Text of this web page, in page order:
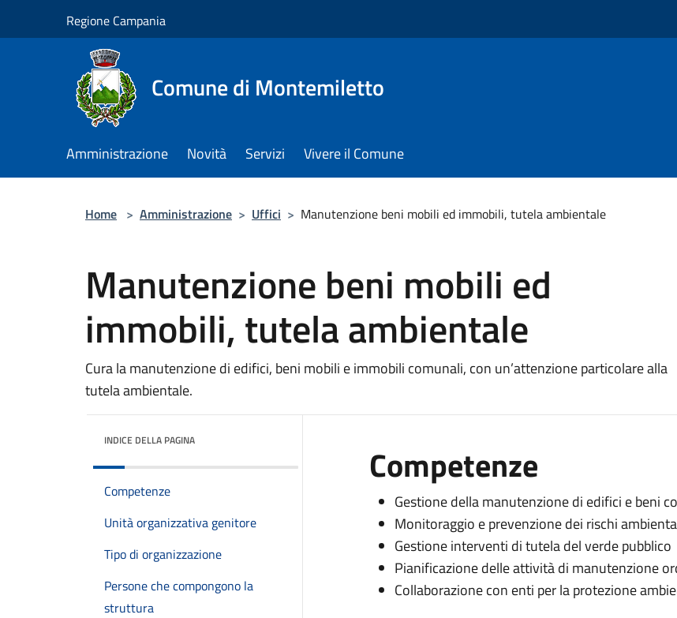
Regione Campania
Comune di Montemiletto
Amministrazione Novità Servizi Vivere il Comune
Home > Amministrazione > Uffici > Manutenzione beni mobili ed immobili, tutela ambientale
Manutenzione beni mobili ed
immobili, tutela ambientale
Cura la manutenzione di edifici, beni mobili e immobili comunali, con un’attenzione particolare alla
tutela ambientale.
INDICE DELLA PAGINA
Competenze
Unità organizzativa genitore
Tipo di organizzazione
Persone che compongono la
struttura
Competenze
Gestione della manutenzione di edifici e beni
Monitoraggio e prevenzione dei rischi
Gestione interventi di tutela del verde pubblico
Pianificazione delle attività di manutenzione
Collaborazione con enti per la protezione